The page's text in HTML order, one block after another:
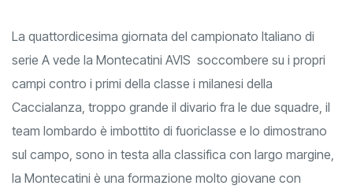
La quattordicesima giornata del campionato Italiano di
serie A vede la Montecatini AVIS soccombere su i propri
campi contro i primi della classe i milanesi della
Caccialanza, troppo grande il divario fra le due squadre, il
team lombardo è imbottito di fuoriclasse e lo dimostrano
sul campo, sono in testa alla classifica con largo margine,
la Montecatini è una formazione molto giovane con